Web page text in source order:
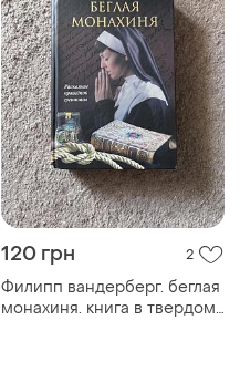
120 грн 2
Филипп вандерберг. беглая
монахиня. книга в твердом